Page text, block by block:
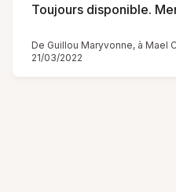
Toujours disponible.
De Guillou Maryvonne, à Mael
21/03/2022